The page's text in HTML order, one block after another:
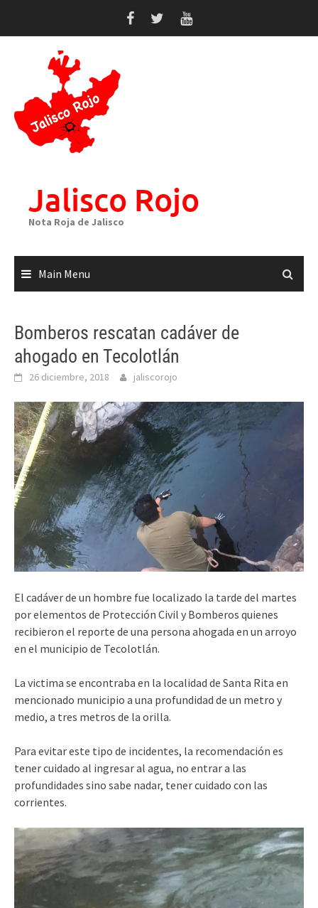
Jalisco Rojo
Nota Roja de Jalisco
Main Menu
Bomberos rescatan cadáver de
ahogado en Tecolotlán
26 diciembre, 2018 jaliscorojo
El cadáver de un hombre fue localizado la tarde del martes
por elementos de Protección Civil y Bomberos quienes
recibieron el reporte de una persona ahogada en un arroyo
en el municipio de Tecolotlán.
La victima se encontraba en la localidad de Santa Rita en
mencionado municipio a una profundidad de un metro y
medio, a tres metros de la orilla.
Para evitar este tipo de incidentes, la recomendación es
tener cuidado al ingresar al agua, no entrar a las
profundidades sino sabe nadar, tener cuidado con las
corrientes.